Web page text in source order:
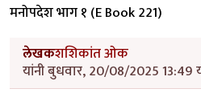
मनोपदेश भाग १ (E Book 221)
लेखकशशिकांत ओक
यांनी बुधवार, 20/08/2025 13:49